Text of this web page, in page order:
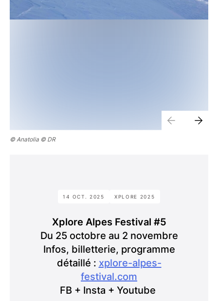
© Anatolia © DR
14 OCT. 2025 XPLORE 2025
Xplore Alpes Festival #5
Du 25 octobre au 2 novembre
Infos, billetterie, programme
détaillé : xplore-alpes-
festival.com
FB + Insta + Youtube